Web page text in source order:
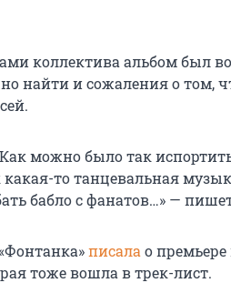
коллектива альбом был
найти и сожаления о том,
можно было так
то танцевальная
бабло с фанатов…» —
писала о
тоже вошла в трек-лист.